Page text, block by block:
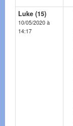
Luke (15)
10/05/2020 à
14:17